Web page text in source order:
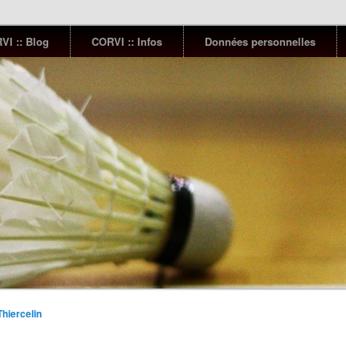
:: Blog CORVI :: Infos Données personnelles